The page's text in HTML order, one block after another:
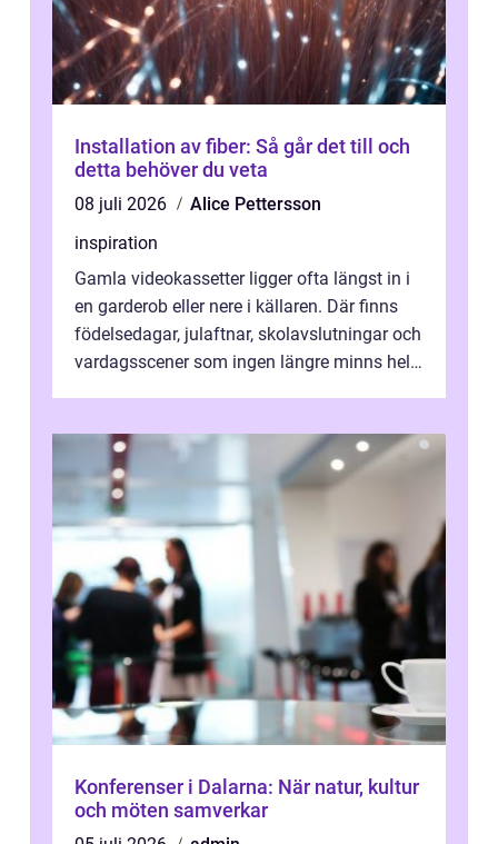
Installation av fiber: Så går det till och
detta behöver du veta
08 juli 2026
Alice Pettersson
inspiration
Gamla videokassetter ligger ofta längst in i
en garderob eller nere i källaren. Där finns
födelsedagar, julaftnar, skolavslutningar och
vardagsscener som ingen längre minns helt.
Konferenser i Dalarna: När natur, kultur
och möten samverkar